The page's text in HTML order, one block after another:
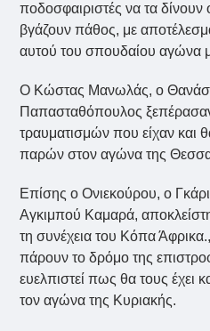
ποδοσφαιριστές να τα
βγάζουν πάθος, με αποτέλεσμα
αυτού του σπουδαίου αγώνα
Ο Κώστας Μανωλάς, ο
Παπασταθόπουλος
τραυματισμών που είχαν και
παρών στον αγώνα της
Επίσης ο Ονιεκούρου, ο
Αγκιμπού Καμαρά,
τη συνέχεια του Κόπα
πάρουν το δρόμο της
ευελπιστεί πως θα τους έχει
τον αγώνα της Κυριακής.